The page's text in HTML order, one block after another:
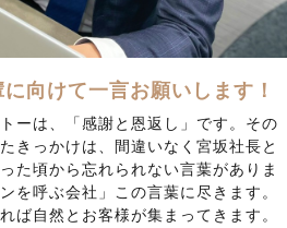
向けて一言お願いします！
ーは、「感謝と恩返し」です。その
きっかけは、間違いなく宮坂社長と
た頃から忘れられない言葉がありま
を呼ぶ会社」この言葉に尽きます。
ば自然とお客様が集まってきます。